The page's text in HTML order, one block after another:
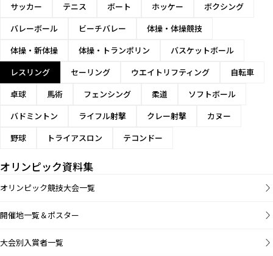
サッカー
テニス ボート ホッケー
ボクシング
バレーボール
ビーチバレー
体操・体操競技
体操・新体操
体操・トランポリン
バスケットボール
レスリング
セーリング ウエイトリフティング
自転車
卓球
馬術 フェンシング 柔道
ソフトボール
バドミントン
ライフル射撃 クレー射撃
カヌー
野球
トライアスロン テコンドー
オリンピック資料集
オリンピック競技大会一覧
開催地一覧＆ポスター
大会別入賞者一覧